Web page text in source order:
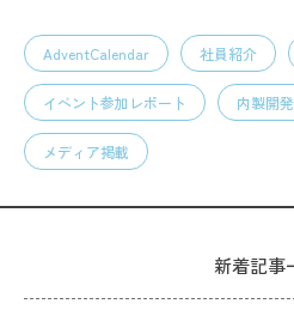
AdventCalendar 社員紹介
イベント参加レポート 内製開発
メディア掲載
新着記事